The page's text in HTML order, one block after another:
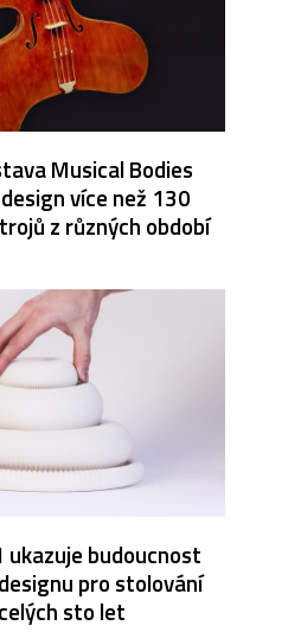
Musical Bodies
více než 130
z různých období
budoucnost
pro stolování
sto let